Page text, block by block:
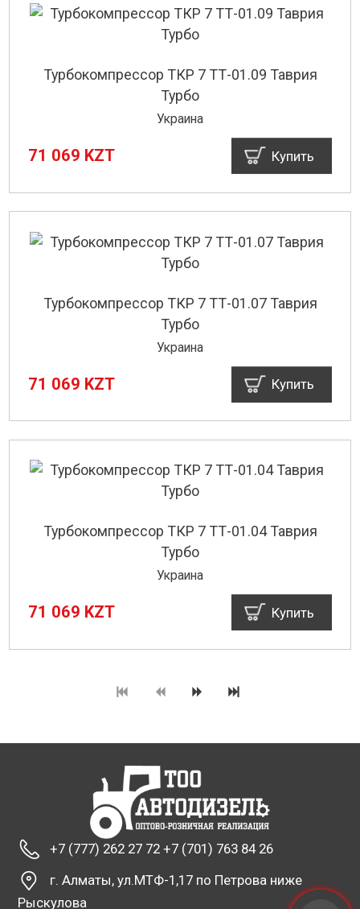
Турбокомпрессор ТКР 7 ТТ-01.09 Таврия
Турбо
Украина
71 069 KZT Купить
Турбокомпрессор ТКР 7 ТТ-01.07 Таврия
Турбо
Украина
71 069 KZT Купить
Турбокомпрессор ТКР 7 ТТ-01.04 Таврия
Турбо
Украина
71 069 KZT Купить
+7 (777) 262 27 72 +7 (701) 763 84 26
г. Алматы, ул.МТФ-1,17 по Петрова ниже
Рыскулова